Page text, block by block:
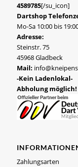
4589785[/su_icon]
Dartshop
Mo-Sa 10:00 bis
Adresse:
Steinstr. 75
45968 Gladbeck
Mail:
-Kein Ladenlokal-
Abholung möglich!
Zahlungsarten